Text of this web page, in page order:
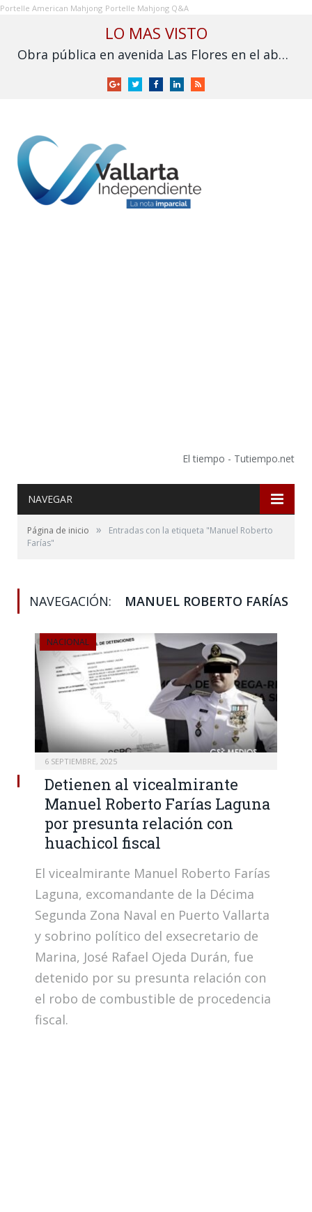
Portelle American Mahjong Portelle Mahjong Q&A
LO MAS VISTO
Obra pública en avenida Las Flores en el abandono
GoogleTwitterFacebookLinkedInRSS
El tiempo - Tutiempo.net
NAVEGAR
Página de inicio »
Entradas con la etiqueta "Manuel Roberto
Farías"
NAVEGACIÓN: MANUEL ROBERTO FARÍAS
NACIONAL
6 SEPTIEMBRE, 2025
Detienen al vicealmirante
Manuel Roberto Farías Laguna
por presunta relación con
huachicol fiscal
El vicealmirante Manuel Roberto Farías
Laguna, excomandante de la Décima
Segunda Zona Naval en Puerto Vallarta
y sobrino político del exsecretario de
Marina, José Rafael Ojeda Durán, fue
detenido por su presunta relación con
el robo de combustible de procedencia
fiscal.